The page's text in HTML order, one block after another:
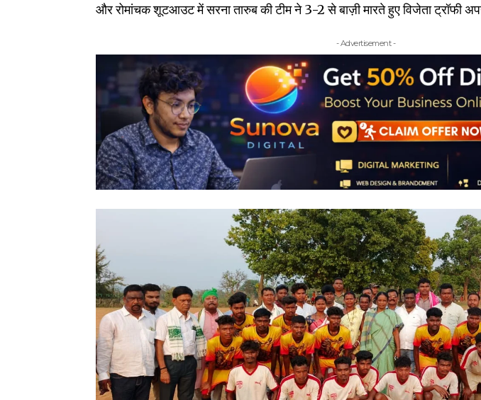
और रोमांचक शूटआउट में सरना तारुब की टीम ने 3-2 से बाज़ी मारते हुए विजेता ट्रॉफी
- Advertisement -